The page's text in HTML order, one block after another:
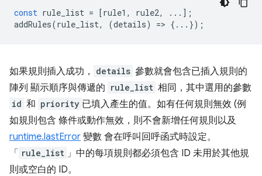
const rule_list = [rule1 , rule2,
...];
addRules(rule_list, (details) => {...});
如果規則插入成功， details 參數就會包含已插入規則的
陣列 顯示順序與傳遞的 rule_list 相同，其中選用的參數
id 和 priority 已填入產生的值。如有任何規則無效 (例
如規則包含 條件或動作無效，則不會新增任何規則以及
runtime.lastError 變數 會在呼叫回呼函式時設定。
「
rule_list 」中的每項規則都必須包含 ID 未用於其他規
則或空白的 ID。